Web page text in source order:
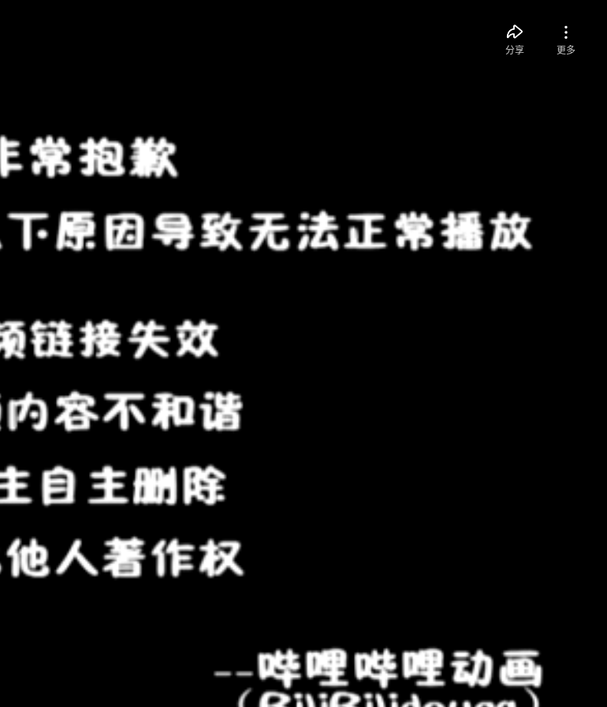
分享 更多